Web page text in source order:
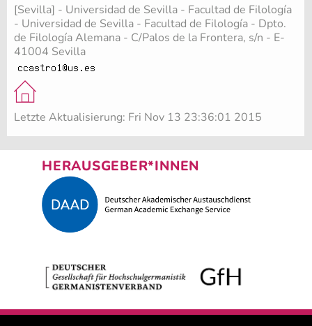
[Sevilla] - Universidad de Sevilla - Facultad de Filología
- Universidad de Sevilla - Facultad de Filología - Dpto.
de Filología Alemana - C/Palos de la Frontera, s/n - E-
41004 Sevilla
Letzte Aktualisierung: Fri Nov 13 23:36:01 2015
HERAUSGEBER*INNEN